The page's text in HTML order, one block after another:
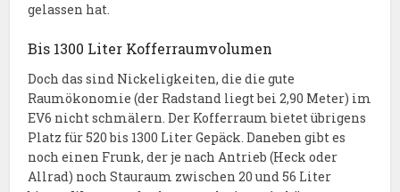
gelassen hat.
Bis 1300 Liter Kofferraumvolumen
Doch das sind Nickeligkeiten, die die gute
Raumökonomie (der Radstand liegt bei 2,90 Meter) im
EV6 nicht schmälern. Der Kofferraum bietet übrigens
Platz für 520 bis 1300 Liter Gepäck. Daneben gibt es
noch einen Frunk, der je nach Antrieb (Heck oder
Allrad) noch Stauraum zwischen 20 und 56 Liter